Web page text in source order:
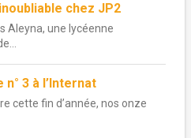
chez JP2
Aleyna, une lycéenne
n° 3 à l’Internat
cette fin d’année, nos onze